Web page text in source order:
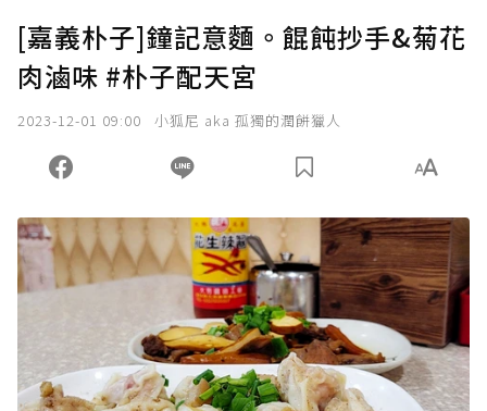
[嘉義朴子]鐘記意麵。餛飩抄手&菊花
肉滷味 #朴子配天宮
2023-12-01 09:00 小狐尼 aka 孤獨的潤餅獵人